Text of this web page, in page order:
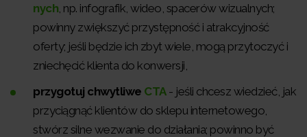
nych , np. infografik, wideo, spacerów wizualnych;
powinny zwiększyć przystępność i atrakcyjność
oferty; jeśli będzie ich zbyt wiele, mogą przytoczyć i
zniechęcić klienta do konwersji,
przygotuj chwytliwe CTA- jeśli chcesz wiedzieć, jak
przyciągnąć klientów do sklepu internetowego,
stwórz silne wezwanie do działania; powinno być